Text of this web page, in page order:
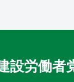
設労働者